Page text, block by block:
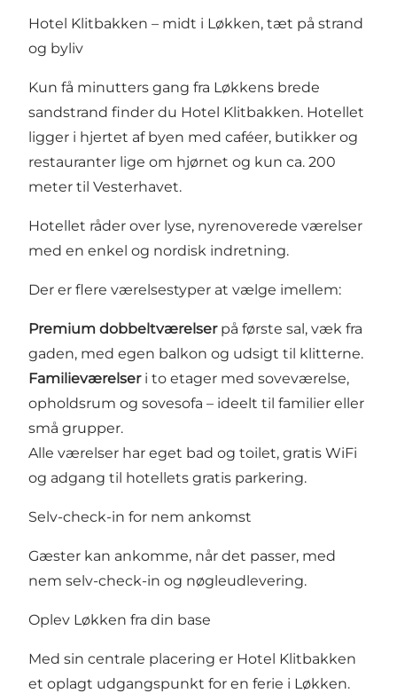
Hotel Klitbakken – midt i Løkken, tæt på strand
og byliv
Kun få minutters gang fra Løkkens brede
sandstrand finder du Hotel Klitbakken. Hotellet
ligger i hjertet af byen med caféer, butikker og
restauranter lige om hjørnet og kun ca. 200
meter til Vesterhavet.
Hotellet råder over lyse, nyrenoverede værelser
med en enkel og nordisk indretning.
Der er flere værelsestyper at vælge imellem:
Premium dobbeltværelserpå første sal, væk fra
gaden, med egen balkon og udsigt til klitterne.
Familieværelseri to etager med soveværelse,
opholdsrum og sovesofa – ideelt til familier eller
små grupper.
Alle værelser har eget bad og toilet, gratis WiFi
og adgang til hotellets gratis parkering.
Selv-check-in for nem ankomst
Gæster kan ankomme, når det passer, med
nem selv-check-in og nøgleudlevering.
Oplev Løkken fra din base
Med sin centrale placering er Hotel Klitbakken
et oplagt udgangspunkt for en ferie i Løkken.